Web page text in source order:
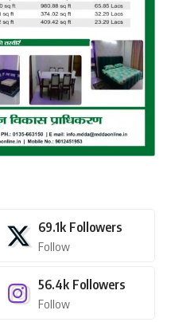
69.1k Followers
Follow
56.4k Followers
Follow